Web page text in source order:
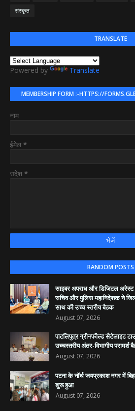
संस्कृत
TRANSLATE
Powered by Translate
MEMBERSHIP FORM :-HTTPS://
नाम
ईमेल *
संदेश *
RANDOM POSTS
साइबर अपराध और डिजिटल अरेस्ट
सचिव और पुलिस महानिदेशक ने
साथ की उच्च स्तरीय बैठक
August 07, 2026
पाटलिपुत्र ग्रीनफील्ड सैटेलाइट
उच्चस्तरीय अंतर-विभागीय
August 07, 2026
पटना के नॉर्थ जयप्रकाश नगर में
शुरू हुआ
August 07, 2026